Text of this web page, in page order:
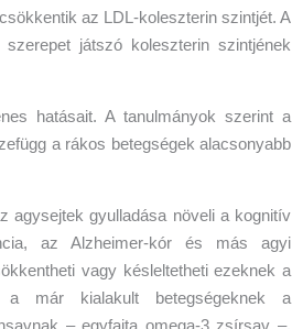
az LDL-koleszterin szintjét. A
játszó koleszterin szintjének
hatásait. A tanulmányok szerint a
a rákos betegségek alacsonyabb
agysejtek gyulladása növeli a kognitív
az Alzheimer-kór és más agyi
vagy késleltetheti ezeknek a
a már kialakult betegségeknek a
– egyfajta omega-3 zsírsav –,